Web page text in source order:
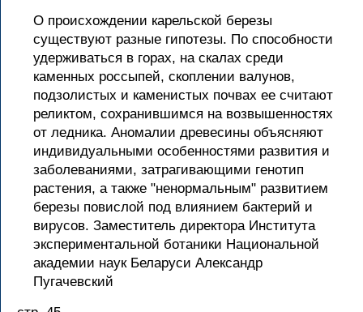
О происхождении карельской березы
существуют разные гипотезы. По способности
удерживаться в горах, на скалах среди
каменных россыпей, скоплении валунов,
подзолистых и каменистых почвах ее считают
реликтом, сохранившимся на возвышенностях
от ледника. Аномалии древесины объясняют
индивидуальными особенностями развития и
заболеваниями, затрагивающими генотип
растения, а также "ненормальным" развитием
березы повислой под влиянием бактерий и
вирусов. Заместитель директора Института
экспериментальной ботаники Национальной
академии наук Беларуси Александр
Пугачевский